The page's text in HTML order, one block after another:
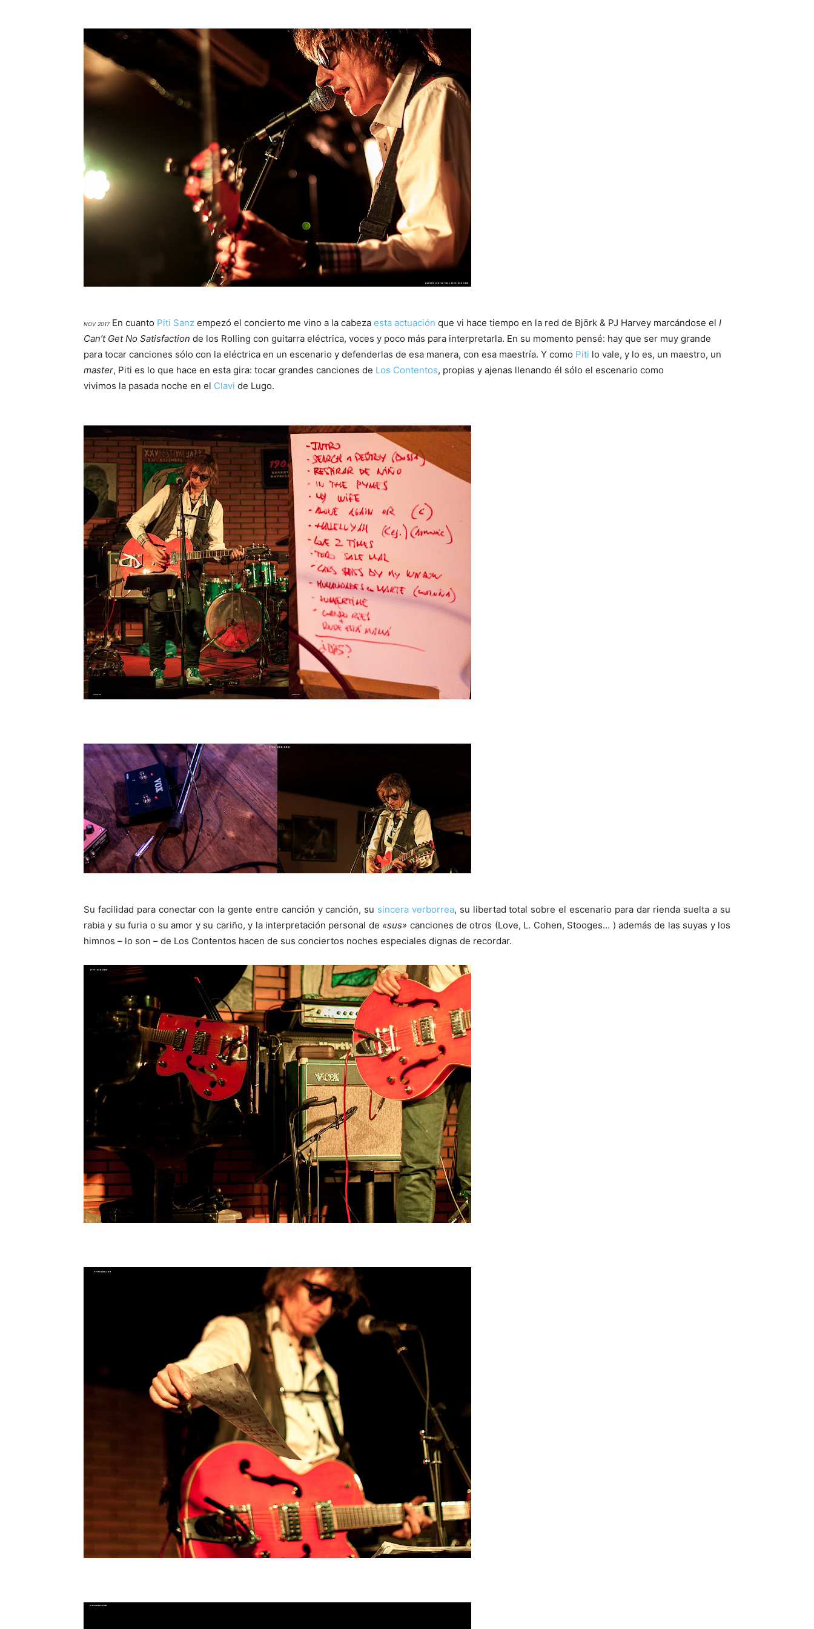
NOV 2017En cuanto Piti Sanz empezó el concierto me vino a la cabeza esta actuación que vi hace tiempo en la red de Björk & PJ Harvey marcándose el I
Can’t Get No Satisfaction de los Rolling con guitarra eléctrica, voces y poco más para interpretarla. En su momento pensé: hay que ser muy grande
para tocar canciones sólo con la eléctrica en un escenario y defenderlas de esa manera, con esa maestría. Y como Piti lo vale, y lo es, un maestro, un
master, Piti es lo que hace en esta gira: tocar grandes canciones de Los Contentos, propias y ajenas llenando él sólo el escenario como
vivimos la pasada noche en el Clavi de Lugo.
Su facilidad para conectar con la gente entre canción y canción, su sincera verborrea, su libertad total sobre el escenario para dar rienda suelta a su
rabia y su furia o su amor y su cariño, y la interpretación personal de «sus» canciones de otros (Love, L. Cohen, Stooges… ) además de las suyas y los
himnos – lo son – de Los Contentos hacen de sus conciertos noches especiales dignas de recordar.